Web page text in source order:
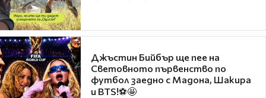
Джъстин Бийбър ще пее на
Световното първенство по
футбол заедно с Мадона, Шакира
и BTS!⚽🤩